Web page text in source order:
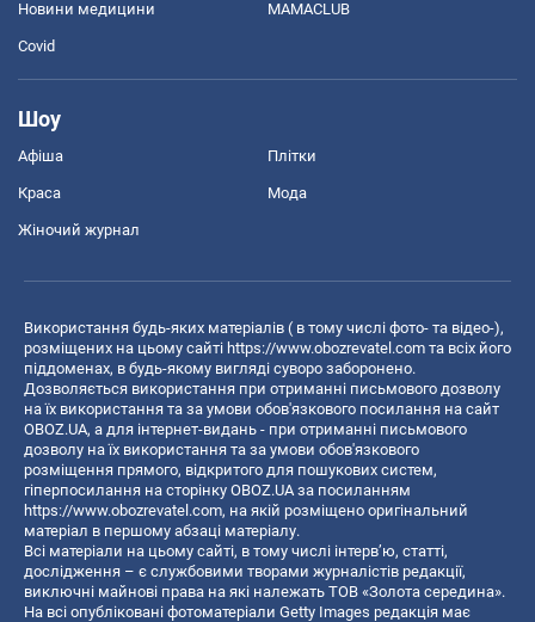
Новини медицини MAMACLUB
Covid
Шоу
Афіша Плітки
Краса Мода
Жіночий журнал
Використання будь-яких матеріалів ( в тому числі фото- та відео-),
розміщених на цьому сайті https://www.obozrevatel.com та всіх його
піддоменах, в будь-якому вигляді суворо заборонено.
Дозволяється використання при отриманні письмового дозволу
на їх використання та за умови обов'язкового посилання на сайт
OBOZ.UA, а для інтернет-видань - при отриманні письмового
дозволу на їх використання та за умови обов'язкового
розміщення прямого, відкритого для пошукових систем,
гіперпосилання на сторінку OBOZ.UA за посиланням
https://www.obozrevatel.com, на якій розміщено оригінальний
матеріал в першому абзаці матеріалу.
Всі матеріали на цьому сайті, в тому числі інтерв’ю, статті,
дослідження – є службовими творами журналістів редакції,
виключні майнові права на які належать ТОВ «Золота середина».
На всі опубліковані фотоматеріали Getty Images редакція має